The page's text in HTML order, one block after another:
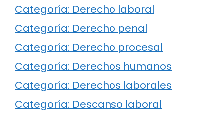
Categoría: Derecho laboral
Categoría: Derecho penal
Categoría: Derecho procesal
Categoría: Derechos humanos
Categoría: Derechos laborales
Categoría: Descanso laboral